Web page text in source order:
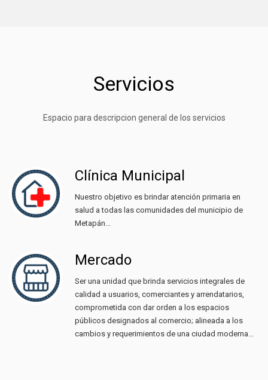
Servicios
Espacio para descripcion general de los servicios
Clínica Municipal
Nuestro objetivo es brindar atención primaria en
salud a todas las comunidades del municipio de
Metapán...
Mercado
Ser una unidad que brinda servicios integrales de
calidad a usuarios, comerciantes y arrendatarios,
comprometida con dar orden a los espacios
públicos designados al comercio; alineada a los
cambios y requerimientos de una ciudad moderna...